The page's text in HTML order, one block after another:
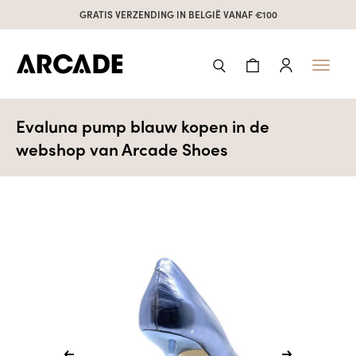
GRATIS VERZENDING IN BELGIË VANAF €100
Toggle
Evaluna pump blauw kopen in de
webshop van Arcade Shoes